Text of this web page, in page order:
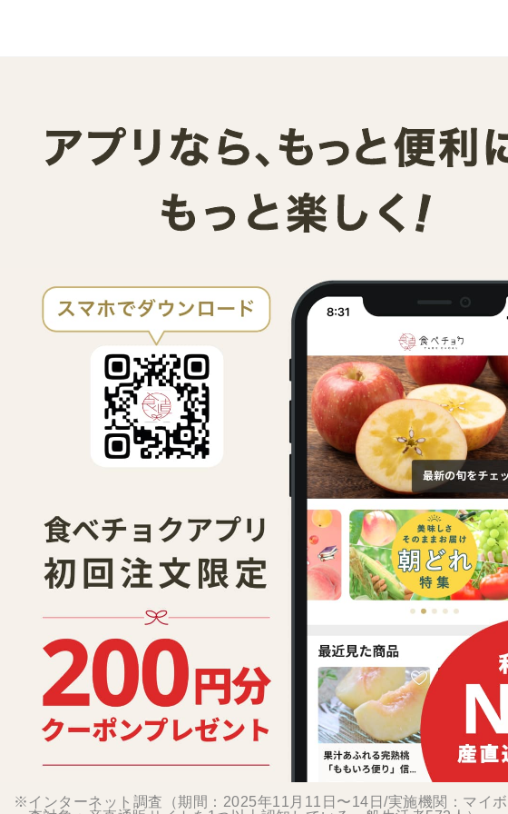
※インターネット調査（期間：2025年11月11日〜14日/実施機関：マイ